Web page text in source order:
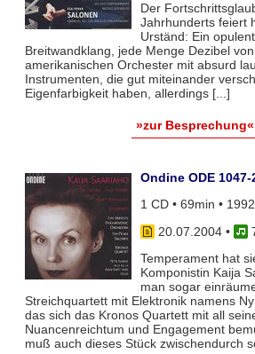
Der
Jahrhunderts feiert
Urständ: Ein
Breitwandklang, jede Menge Dezibel
amerikanischen Orchester mit absurd
Instrumenten, die gut miteinander
Eigenfarbigkeit haben, allerdings [...]
»zur Besprechung«
Ondine ODE 1047-
1 CD • 69min •
20.07.2004•
Temperament hat
Komponistin Kaija
man sogar
Streichquartett mit Elektronik namens
das sich das Kronos Quartett mit all
Nuancenreichtum und Engagement
muß auch dieses Stück zwischendurch